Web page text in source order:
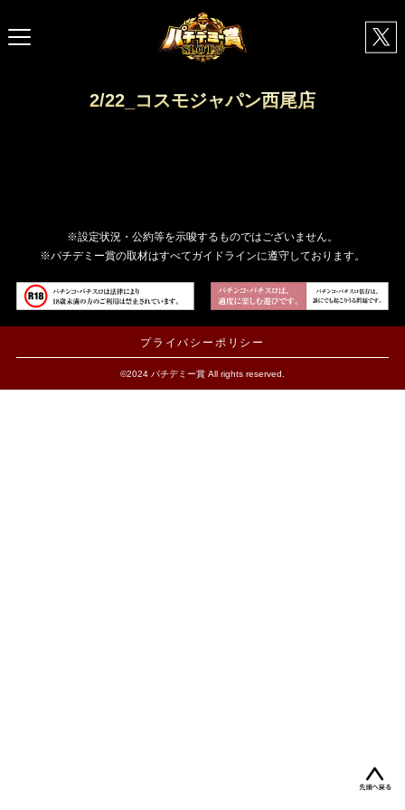
2/22_コスモジャパン西尾店
※設定状況・公約等を示唆するものではございません。
※パチデミー賞の取材はすべてガイドラインに遵守しております。
プライバシーポリシー
©2024 パチデミー賞 All rights reserved.